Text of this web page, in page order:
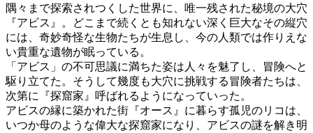
隅々まで探索されつくした世界に、唯一残された秘境の大穴
『アビス』。どこまで続くとも知れない深く巨大なその縦穴
には、奇妙奇怪な生物たちが生息し、今の人類では作りえな
い貴重な遺物が眠っている。
「アビス」の不可思議に満ちた姿は人々を魅了し、冒険へと
駆り立てた。そうして幾度も大穴に挑戦する冒険者たちは、
次第に『探窟家』呼ばれるようになっていった。
アビスの縁に築かれた街『オース』に暮らす孤児のリコは、
いつか母のような偉大な探窟家になり、アビスの謎を解き明